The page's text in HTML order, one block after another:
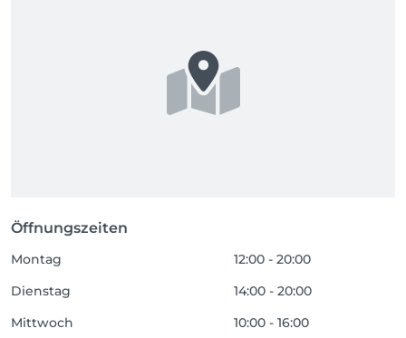
Öffnungszeiten
Montag
12:00 - 20:00
Dienstag
14:00 - 20:00
Mittwoch
10:00 - 16:00